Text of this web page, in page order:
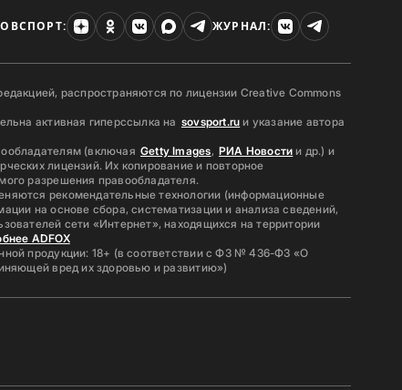
ЖУРНАЛ:
распространяются по лицензии Creative Commons
активная гиперссылка на sovsport.ru и указание автора
(включая Getty Images, РИА Новости и др.) и
лицензий. Их копирование и повторное
разрешения правообладателя.
рекомендательные технологии (информационные
на основе сбора, систематизации и анализа сведений,
сети «Интернет», находящихся на территории
ADFOX
продукции: 18+ (в соответствии с ФЗ № 436-ФЗ «О
вред их здоровью и развитию»)